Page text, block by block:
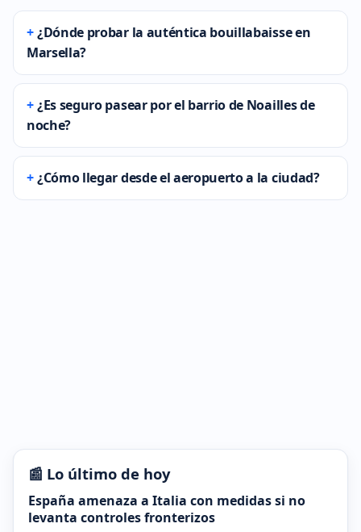
¿Dónde probar la auténtica bouillabaisse en
Marsella?
¿Es seguro pasear por el barrio de Noailles de
noche?
¿Cómo llegar desde el aeropuerto a la ciudad?
📰 Lo último de hoy
España amenaza a Italia con medidas si no
levanta controles fronterizos